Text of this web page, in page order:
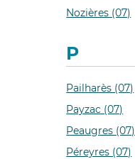
Nozières (07)
P
Pailharès (07)
Payzac (07)
Peaugres (07)
Péreyres (07)